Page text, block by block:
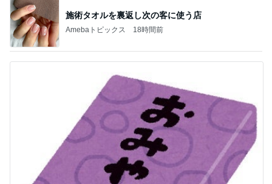
施術タオルを裏返し次の客に使う店
Amebaトピックス 18時間前